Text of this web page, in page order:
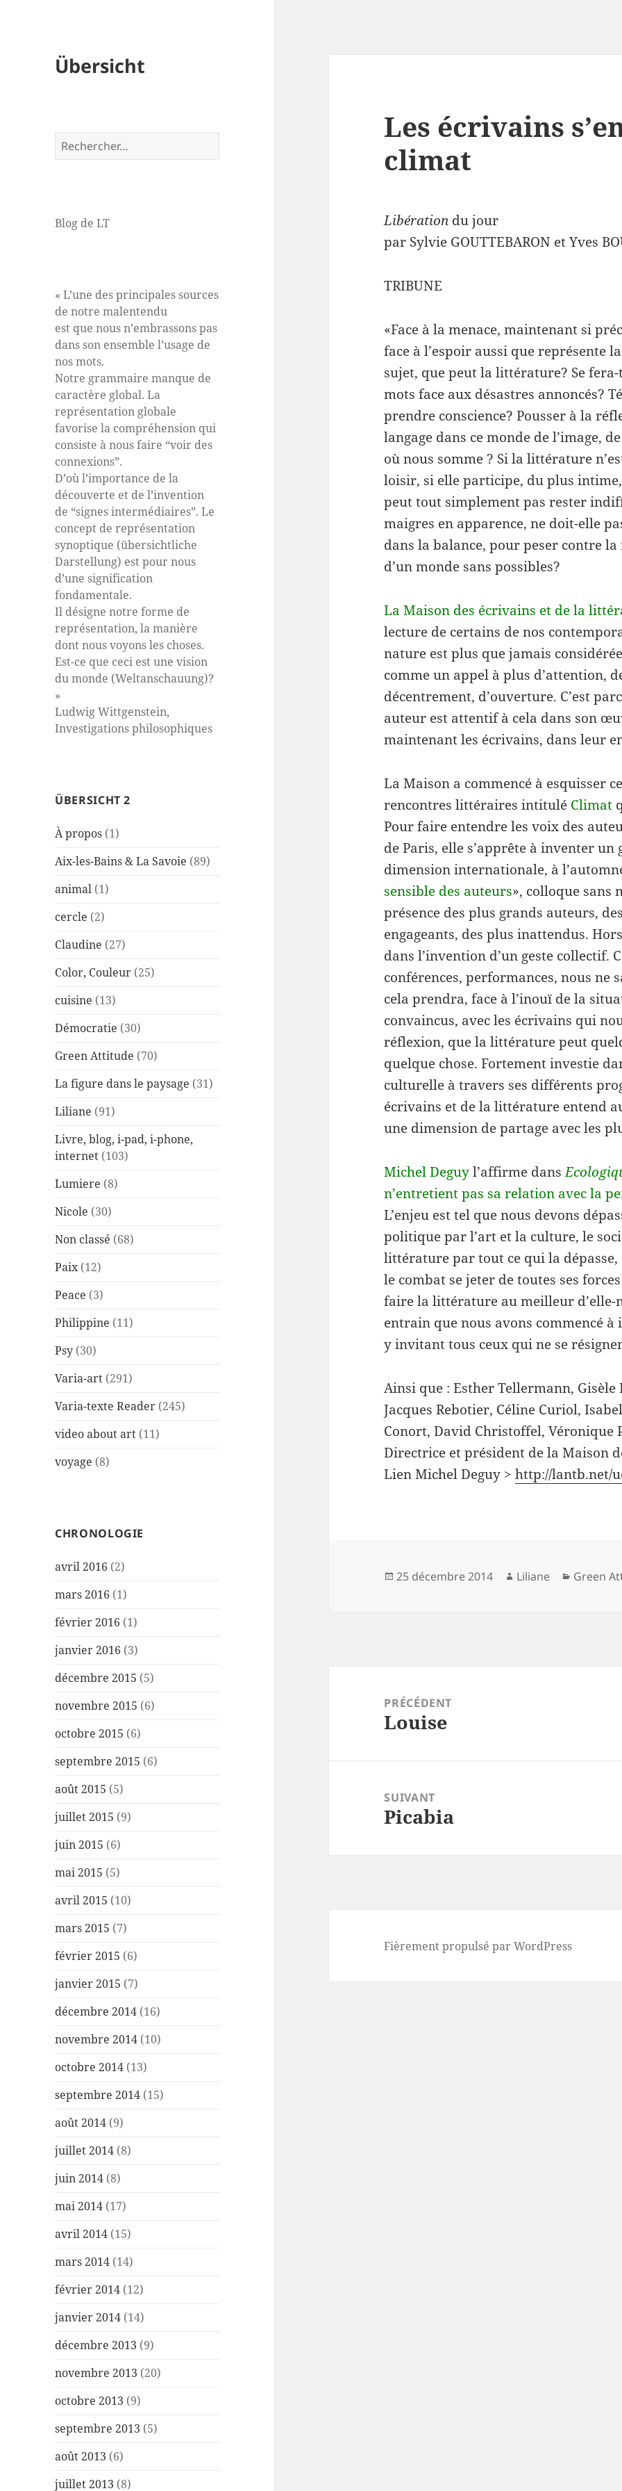
Übersicht
Rechercher :
Blog de LT
« L’une des principales sources
de notre malentendu
est que nous n’embrassons pas
dans son ensemble l’usage de
nos mots.
Notre grammaire manque de
caractère global. La
représentation globale
favorise la compréhension qui
consiste à nous faire “voir des
connexions”.
D’où l’importance de la
découverte et de l’invention
de “signes intermédiaires”. Le
concept de représentation
synoptique (übersichtliche
Darstellung) est pour nous
d’une signification
fondamentale.
Il désigne notre forme de
représentation, la manière
dont nous voyons les choses.
Est-ce que ceci est une vision
du monde (Weltanschauung)?
»
Ludwig Wittgenstein,
Investigations philosophiques
ÜBERSICHT 2
À propos (1)
Aix-les-Bains & La Savoie (89)
animal (1)
cercle (2)
Claudine (27)
Color, Couleur (25)
cuisine (13)
Démocratie (30)
Green Attitude (70)
La figure dans le paysage (31)
Liliane (91)
Livre, blog, i-pad, i-phone,
internet (103)
Lumiere (8)
Nicole (30)
Non classé (68)
Paix(12)
Peace (3)
Philippine (11)
Psy (30)
Varia-art (291)
Varia-texte Reader (245)
video about art (11)
voyage (8)
CHRONOLOGIE
avril 2016 (2)
mars 2016 (1)
février 2016 (1)
janvier 2016 (3)
décembre 2015 (5)
novembre 2015 (6)
octobre 2015 (6)
septembre 2015 (6)
août 2015 (5)
juillet 2015 (9)
juin 2015 (6)
mai 2015 (5)
avril 2015 (10)
mars 2015 (7)
février 2015 (6)
janvier 2015 (7)
décembre 2014 (16)
novembre 2014 (10)
octobre 2014 (13)
septembre 2014 (15)
août 2014 (9)
juillet 2014 (8)
juin 2014 (8)
mai 2014 (17)
avril 2014 (15)
mars 2014 (14)
février 2014 (12)
janvier 2014 (14)
décembre 2013 (9)
novembre 2013 (20)
octobre 2013 (9)
septembre 2013 (5)
août 2013 (6)
juillet 2013 (8)
Les écrivains
climat
Libération du jour
par Sylvie GOUTTEBARON et Yves
TRIBUNE
«Face à la menace, maintenant si
face à l’espoir aussi que représente
sujet, que peut la littérature? Se
mots face aux désastres annoncés?
prendre conscience? Pousser à la
langage dans ce monde de l’image,
où nous somme ? Si la littérature
loisir, si elle participe, du plus
peut tout simplement pas rester
maigres en apparence, ne doit-elle
dans la balance, pour peser contre
d’un monde sans possibles?
La Maison des écrivains et de la
lecture de certains de nos
nature est plus que jamais
comme un appel à plus d’attention,
décentrement, d’ouverture. C’est
auteur est attentif à cela dans son
maintenant les écrivains, dans leur
La Maison a commencé à esquisser
rencontres littéraires intitulé Climat
Pour faire entendre les voix des
de Paris, elle s’apprête à inventer
dimension internationale, à
sensible des auteurs», colloque sans
présence des plus grands auteurs,
engageants, des plus inattendus.
dans l’invention d’un geste collectif.
conférences, performances, nous ne
cela prendra, face à l’inouï de la
convaincus, avec les écrivains qui
réflexion, que la littérature peut
quelque chose. Fortement investie
culturelle à travers ses différents
écrivains et de la littérature entend
une dimension de partage avec les
Michel Deguyl’affirme dans
n’entretient pas sa relation avec la
L’enjeu est tel que nous devons
politique par l’art et la culture, le
littérature par tout ce qui la
le combat se jeter de toutes ses
faire la littérature au meilleur d’elle-
entrain que nous avons commencé
y invitant tous ceux qui ne se
Ainsi que : Esther Tellermann,
Jacques Rebotier, Céline Curiol,
Conort, David Christoffel, Véronique
Directrice et président de la Maison
Lien Michel Deguy >http://lantb.net/
Publié
25 décembre 2014 Auteur
Liliane Green
PRÉCÉDENT
Article
Louise
SUIVANT
Article
Picabia
Fièrement propulsé par WordPress